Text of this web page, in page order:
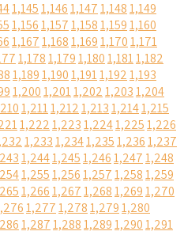
1,1451,1461,1471,1481,149
1,1561,1571,1581,1591,160
1,1671,1681,1691,1701,171
1,1781,1791,1801,1811,182
1,1891,1901,1911,1921,193
1,2001,2011,2021,2031,204
1,2111,2121,2131,2141,215
1,2221,2231,2241,2251,226
1,2331,2341,2351,2361,237
1,2441,2451,2461,2471,248
1,2551,2561,2571,2581,259
1,2661,2671,2681,2691,270
1,2771,2781,2791,280
1,2871,2881,2891,2901,291